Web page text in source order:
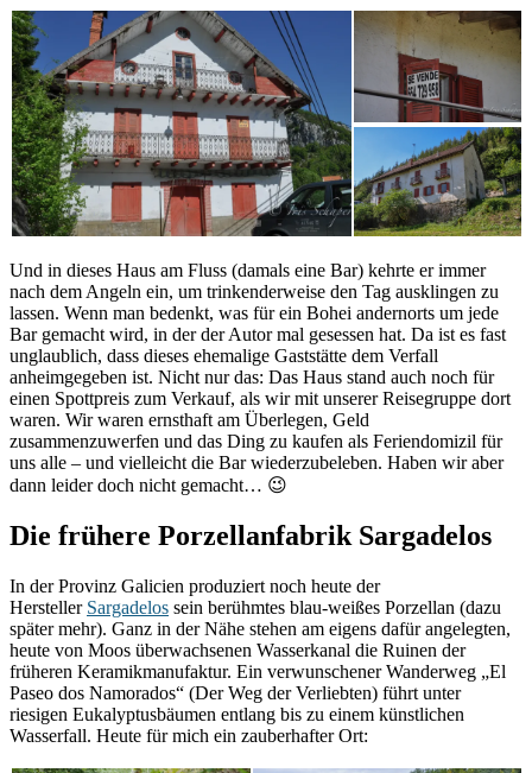
Und in dieses Haus am Fluss (damals eine Bar) kehrte er immer
nach dem Angeln ein, um trinkenderweise den Tag ausklingen zu
lassen. Wenn man bedenkt, was für ein Bohei andernorts um jede
Bar gemacht wird, in der der Autor mal gesessen hat. Da ist es fast
unglaublich, dass dieses ehemalige Gaststätte dem Verfall
anheimgegeben ist. Nicht nur das: Das Haus stand auch noch für
einen Spottpreis zum Verkauf, als wir mit unserer Reisegruppe dort
waren. Wir waren ernsthaft am Überlegen, Geld
zusammenzuwerfen und das Ding zu kaufen als Feriendomizil für
uns alle – und vielleicht die Bar wiederzubeleben. Haben wir aber
dann leider doch nicht gemacht… 😉
Die frühere Porzellanfabrik Sargadelos
In der Provinz Galicien produziert noch heute der
Hersteller Sargadelos sein berühmtes blau-weißes Porzellan (dazu
später mehr). Ganz in der Nähe stehen am eigens dafür angelegten,
heute von Moos überwachsenen Wasserkanal die Ruinen der
früheren Keramikmanufaktur. Ein verwunschener Wanderweg „El
Paseo dos Namorados“ (Der Weg der Verliebten) führt unter
riesigen Eukalyptusbäumen entlang bis zu einem künstlichen
Wasserfall. Heute für mich ein zauberhafter Ort: